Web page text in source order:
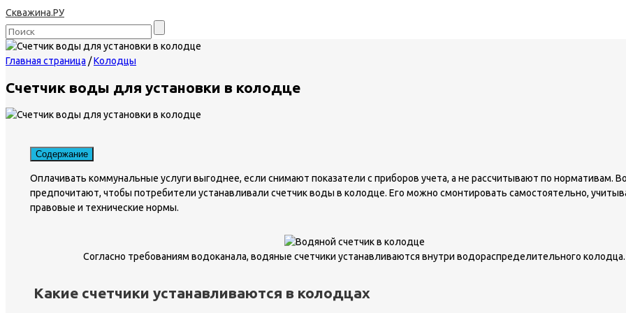
Скважина.РУ
Главная страница /Колодцы
Счетчик воды для установки в колодце
Содержание
Оплачивать коммунальные услуги выгоднее, если снимают показатели с приборов учета, а не рассчитывают по нормативам.
предпочитают, чтобы потребители устанавливали счетчик воды в колодце. Его можно смонтировать самостоятельно,
правовые и технические нормы.
Согласно требованиям водоканала, водяные счетчики устанавливаются внутри водораспределительного колодца.
Какие счетчики устанавливаются в колодцах